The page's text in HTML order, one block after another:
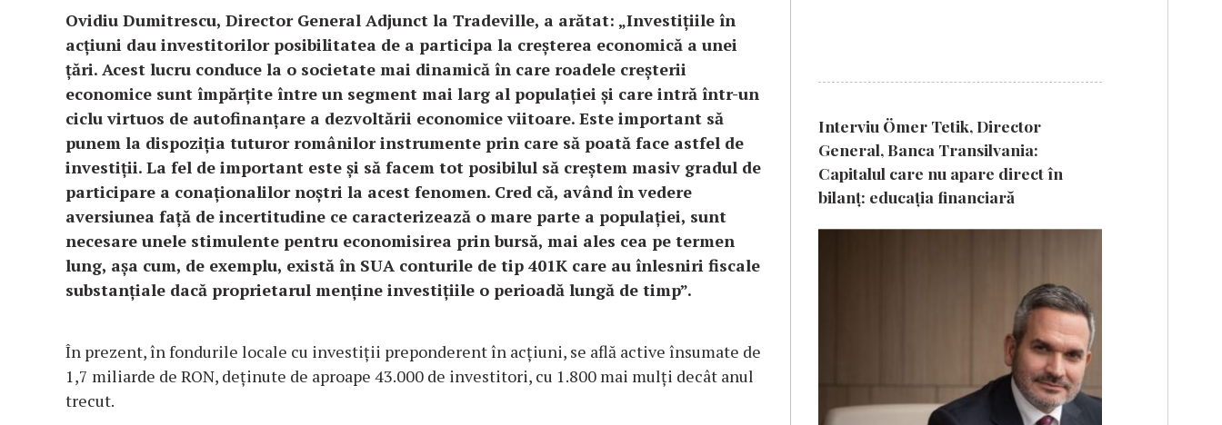
Ovidiu Dumitrescu, Director General Adjunct la Tradeville, a arătat: „Investițiile în
acțiuni dau investitorilor posibilitatea de a participa la creșterea economică a unei
țări. Acest lucru conduce la o societate mai dinamică în care roadele creșterii
economice sunt împărțite între un segment mai larg al populației și care intră într-un
ciclu virtuos de autofinanțare a dezvoltării economice viitoare. Este important să
punem la dispoziția tuturor românilor instrumente prin care să poată face astfel de
investiții. La fel de important este și să facem tot posibilul să creștem masiv gradul de
participare a conaționalilor noștri la acest fenomen. Cred că, având în vedere
aversiunea față de incertitudine ce caracterizează o mare parte a populației, sunt
necesare unele stimulente pentru economisirea prin bursă, mai ales cea pe termen
lung, așa cum, de exemplu, există în SUA conturile de tip 401K care au înlesniri fiscale
substanțiale dacă proprietarul menține investițiile o perioadă lungă de timp”.
În prezent, în fondurile locale cu investiții preponderent în acțiuni, se află active însumate de
1,7 miliarde de RON, deținute de aproape 43.000 de investitori, cu 1.800 mai mulți decât anul
trecut.
Interviu Ömer Tetik, Director
General, Banca Transilvania:
Capitalul care nu apare direct în
bilanț: educația financiară